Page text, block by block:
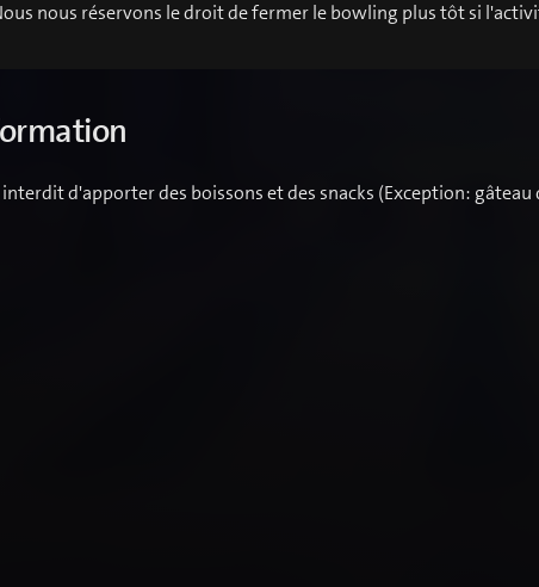
nous réservons le droit de fermer le bowling plus tôt si
interdit d'apporter des boissons et des snacks (Exception: